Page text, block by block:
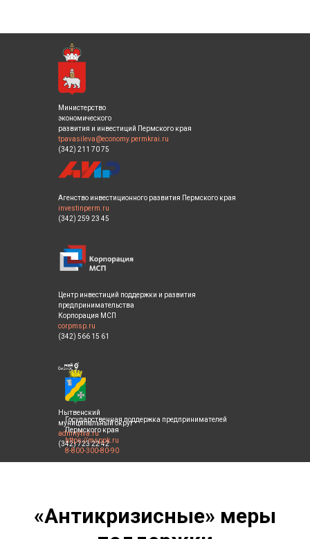
Министерство
экономического
развития и инвестиций Пермского края
tpavasileva@economy.permkrai.ru
(342) 211 70 75
Агенство инвестиционного развития Пермского края
investinperm.ru
(342) 259 23 45
Центр инвестиций поддержки и развития
предпринимательства
Корпорация МСП
corpmsp.ru
(342) 566 15 61
Нытвенский
муниципальный округ
admnytva.ru
(342) 723 22 42
Государственная поддержка предпринимателей
Пермского края
https://msppk.ru
8-800-300-80-90
«Антикризисные» меры